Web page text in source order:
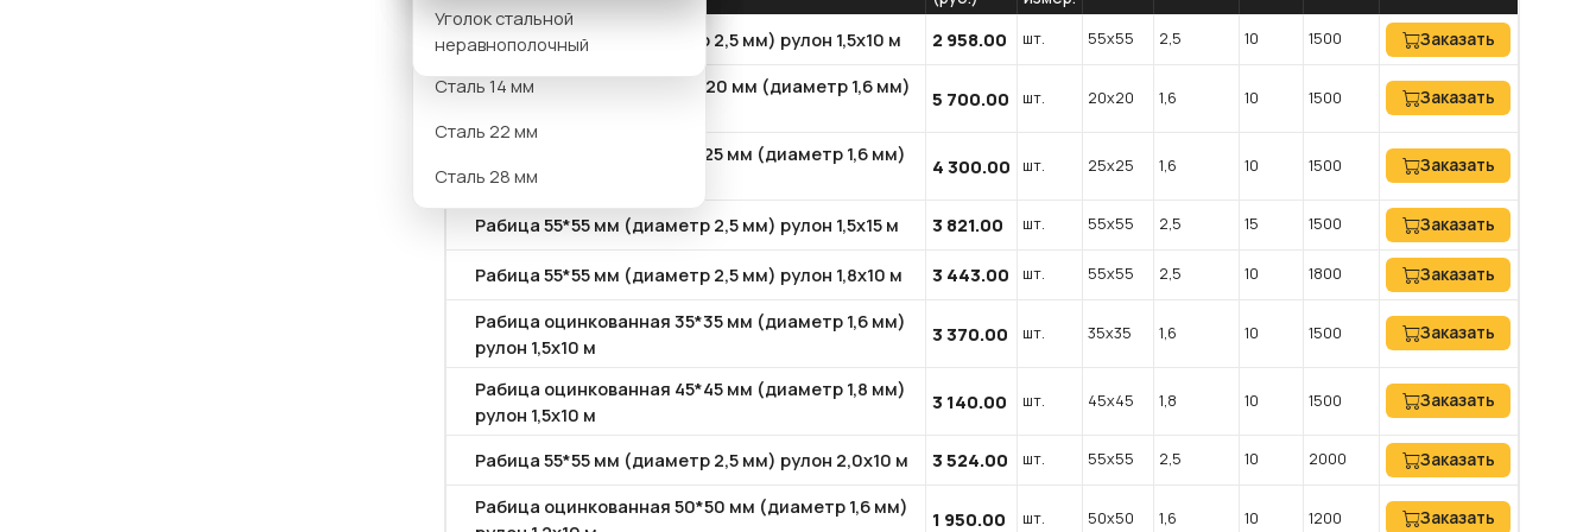
Сталь 12 мм
Сталь 14 мм
Сталь 22 мм
Сталь 28 мм
Уголок стальной
неравнополочный
Рабица 55*55 мм (диаметр 2,5 мм) рулон 1,5х10 м 2 958.00 шт. 55х55 2,5 10 1500 Заказать
Рабица оцинкованная 20*20 мм (диаметр 1,6 мм)
5 700.00 шт. 20х20 1,6 10 1500 Заказать
Рабица оцинкованная 25*25 мм (диаметр 1,6 мм)
рулон 1,5х10 м
4 300.00 шт. 25х25 1,6 10 1500 Заказать
Рабица 55*55 мм (диаметр 2,5 мм) рулон 1,5х15 м 3 821.00 шт. 55х55 2,5 15 1500 Заказать
Рабица 55*55 мм (диаметр 2,5 мм) рулон 1,8х10 м 3 443.00 шт. 55х55 2,5 10 1800 Заказать
Рабица оцинкованная 35*35 мм (диаметр 1,6 мм)
рулон 1,5х10 м
3 370.00 шт. 35х35 1,6 10 1500 Заказать
Рабица оцинкованная 45*45 мм (диаметр 1,8 мм)
рулон 1,5х10 м
3 140.00 шт. 45х45 1,8 10 1500 Заказать
Рабица 55*55 мм (диаметр 2,5 мм) рулон 2,0х10 м 3 524.00 шт. 55х55 2,5 10 2000 Заказать
Рабица оцинкованная 50*50 мм (диаметр 1,6 мм)
1 950.00 шт. 50х50 1,6 10 1200 Заказать